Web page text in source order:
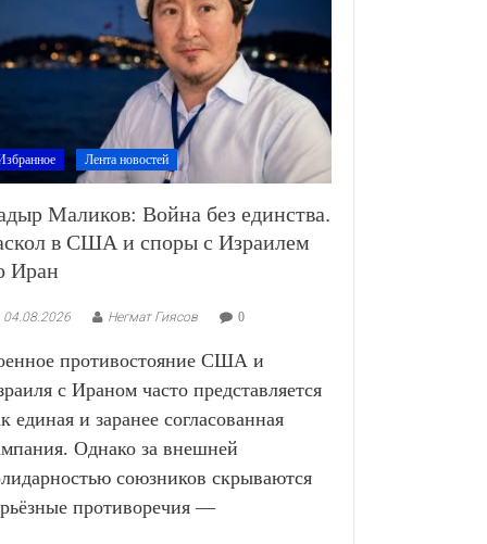
Лента новостей
Маликов: Война без единства.
в США и споры с Израилем
Иран
04.08.2026 Негмат Гиясов 0
противостояние США и
с Ираном часто представляется
единая и заранее согласованная
Однако за внешней
союзников скрываются
противоречия —